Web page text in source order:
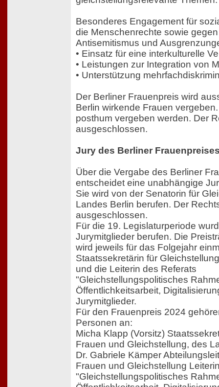
Besonderes Engagement für
die Menschenrechte sowie
Antisemitismus und
• Einsatz für eine interkulturelle
• Leistungen zur Integration von
• Unterstützung
Der Berliner Frauenpreis wird
Berlin wirkende Frauen
posthum vergeben werden. Der
ausgeschlossen.
Jury des Berliner
Über die Vergabe des Berliner
entscheidet eine unabhängige
Sie wird von der Senatorin für
Landes Berlin berufen. Der
ausgeschlossen.
Für die 19. Legislaturperiode
Jurymitglieder berufen. Die
wird jeweils für das Folgejahr
Staatssekretärin für
und die Leiterin des Referats
"Gleichstellungspolitisches
Öffentlichkeitsarbeit,
Jurymitglieder.
Für den Frauenpreis 2024
Personen an:
Micha Klapp (Vorsitz)
Frauen und Gleichstellung, des
Dr. Gabriele Kämper
Frauen und Gleichstellung
"Gleichstellungspolitisches